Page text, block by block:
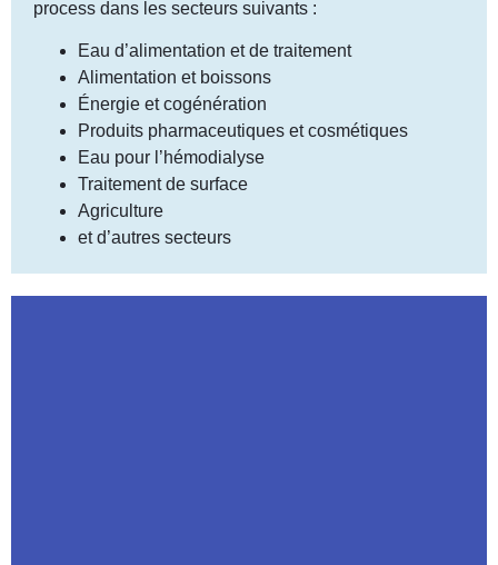
process dans les secteurs suivants :
Eau d’alimentation et de traitement
Alimentation et boissons
Énergie et cogénération
Produits pharmaceutiques et cosmétiques
Eau pour l’hémodialyse
Traitement de surface
Agriculture
et d’autres secteurs